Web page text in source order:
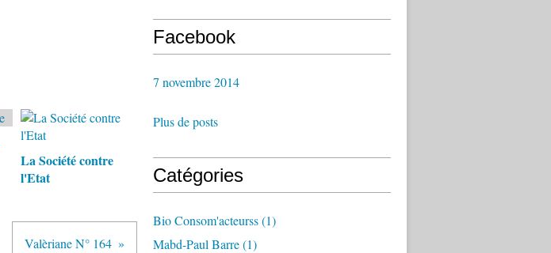
La Société contre
l'Etat
Valèriane N° 164
Facebook
7 novembre 2014
Plus de posts
Catégories
Bio Consom'acteurss(1)
Mabd-Paul Barre(1)